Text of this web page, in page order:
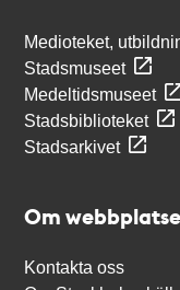
Medioteket,
Stadsmuseet
Medeltidsmuseet
Stadsbiblioteket
Stadsarkivet
Om
Kontakta oss